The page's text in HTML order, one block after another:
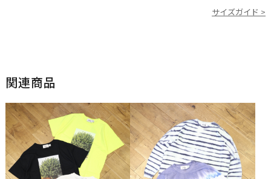
サイズガイド >
関連商品